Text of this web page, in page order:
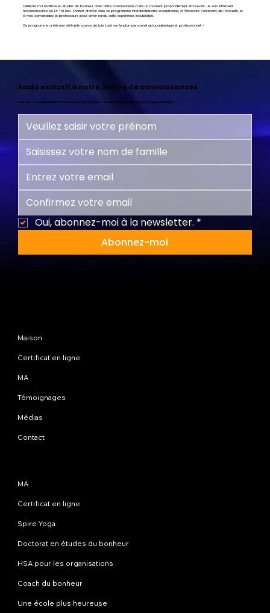
Célébrer ma maîtrise en études du bonheur avec cette communauté a été un moment profondément émouvant. Je suis infiniment
reconnaissante au Dr Tal Ben-Shahar d'avoir créé ce programme interdisciplinaire exceptionnel, à l'Université Centenary de l'accueillir, et
à mes camarades et professeurs pour avoir rendu cette expérience inoubliable.
Ce programme a été une véritable source de joie, tant sur le plan personnel qu'académique et professionnel. »
Accès exclusif à notre centre de connaissances
Abonnez-vous maintenant et commencez votre voyage vers une vie plus heureuse et plus épanouissante !
Oui, abonnez-moi à la newsletter. *
Abonnez-moi
Maison
Certificat en ligne
MA
Témoignages
Médias
Contact
MA
Certificat en ligne
Spire Yoga
Doctorat en études du bonheur
HSA pour les organisations
Coach du bonheur
Une école plus heureuse